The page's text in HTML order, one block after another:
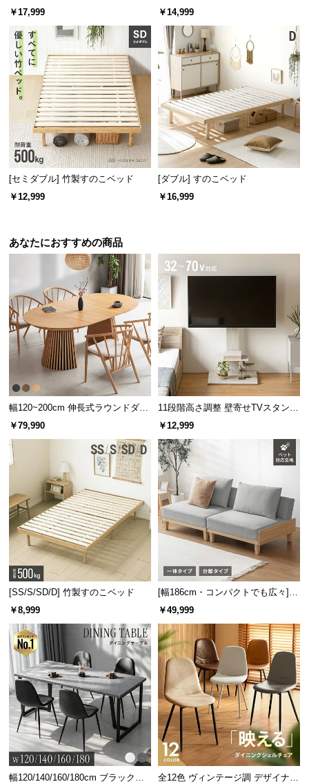
プ
￥17,999
フレーム 天然木調 ステージベッド
ロボット掃除機対応
￥14,999
[セミダブル] 竹製すのこベッド
￥12,999
[ダブル] すのこベッド
￥16,999
あなたにおすすめの商品
幅120~200cm 伸長式ラウンドダイ
ニングテーブル 6人掛け 天然木突
￥79,990
11段階高さ調整 壁寄せTVスタンド
キャスター付き 上下左右角度調節
￥12,999
[SS/S/SD/D] 竹製すのこベッド
￥8,999
[幅186cm・コンパクトでも広々] 3
人掛けソファベッド リクライニン
￥49,999
幅120/140/160/180cm ブラックフ
全12色 ヴィンテージ調 デザイナー